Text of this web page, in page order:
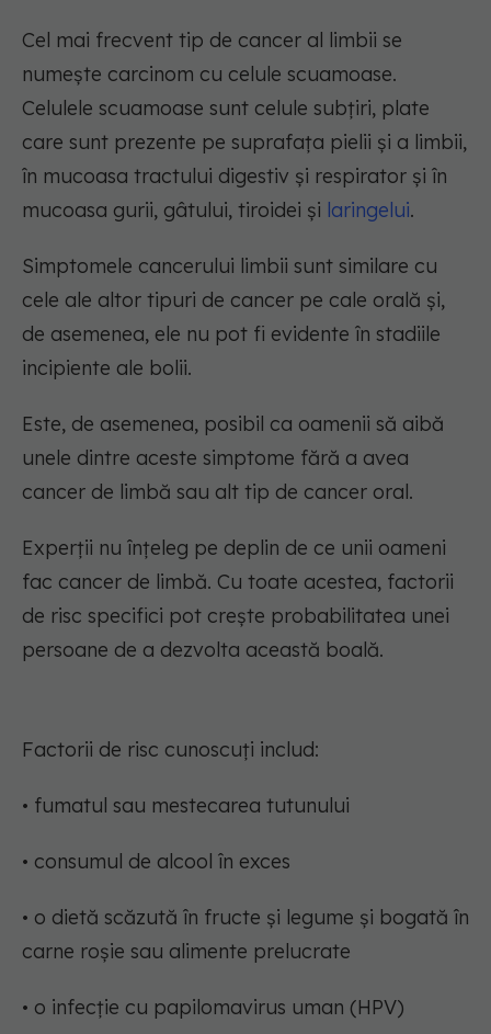
Cel mai frecvent tip de cancer al limbii se
numește carcinom cu celule scuamoase.
Celulele scuamoase sunt celule subțiri, plate
care sunt prezente pe suprafața pielii și a limbii,
în mucoasa tractului digestiv și respirator și în
mucoasa gurii, gâtului, tiroidei și laringelui.
Simptomele cancerului limbii sunt similare cu
cele ale altor tipuri de cancer pe cale orală și,
de asemenea, ele nu pot fi evidente în stadiile
incipiente ale bolii.
Este, de asemenea, posibil ca oamenii să aibă
unele dintre aceste simptome fără a avea
cancer de limbă sau alt tip de cancer oral.
Experții nu înțeleg pe deplin de ce unii oameni
fac cancer de limbă. Cu toate acestea, factorii
de risc specifici pot crește probabilitatea unei
persoane de a dezvolta această boală.
Factorii de risc cunoscuți includ:
• fumatul sau mestecarea tutunului
• consumul de alcool în exces
• o dietă scăzută în fructe și legume și bogată în
carne roșie sau alimente prelucrate
• o infecție cu papilomavirus uman (HPV)